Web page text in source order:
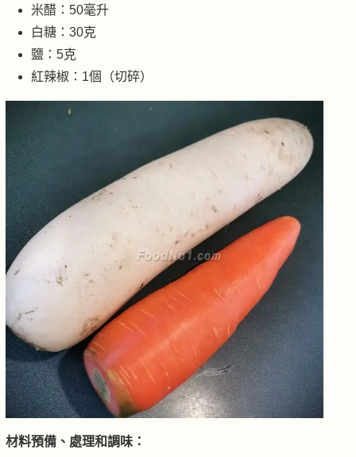
米醋：50毫升
白糖：30克
鹽：5克
紅辣椒：1個（切碎）
材料預備、處理和調味：